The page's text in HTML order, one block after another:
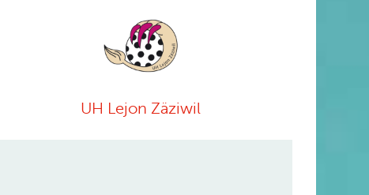
UH Lejon Zäziwil